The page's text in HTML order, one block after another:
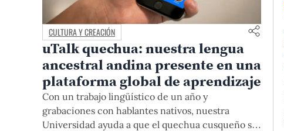
CULTURA Y CREACIÓN
uTalk quechua: nuestra lengua
ancestral andina presente en una
plataforma global de aprendizaje
Con un trabajo lingüístico de un año y
grabaciones con hablantes nativos, nuestra
Universidad ayuda a que el quechua cusqueño se